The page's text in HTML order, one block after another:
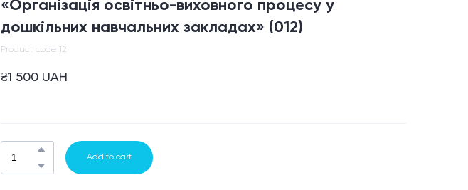
«Організація освітньо-виховного процесу у
дошкільних навчальних закладах» (012)
Product code 12
₴1 500 UAH
Add to cart